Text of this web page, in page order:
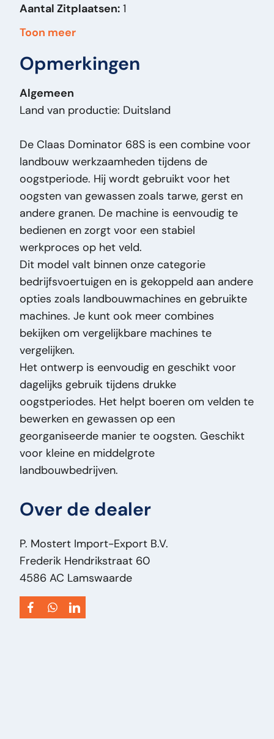
Aantal Zitplaatsen: 1
Basiskleur:
Bedrijfsuren:6.212
Bieden Toestaan:N
Bouwjaar:1990
Brandstof:Diesel
Carrosserie:Combine
Cilinder Aantal:6
Datum Deel 1: 12-12-1990
Hoogte:385
Breedte:440
Lengte:950
Massa (kg):7.600
Merk:Claas
Model Orig:Dominator 68s
Prijstype:VastePrijs
Serienummer:15500511
Staat Algemeen:Goed
Staat Optisch:
Staat Technisch:Goed
Tankinhoud:240
Titel:CLAAS Dominator 68s Claas Dominator
68S maaidorser – betrouwbare combine – 6
schudders – 3200L tank - 1990 PM2139
Toevoeging:Claas Dominator 68S
maaidorser – betrouwbare combine – 6
Topsnelheid:25
Vermogen Motor Kw:88
Vermogen Motor Pk:120
Vin:15500511
Voortbeweging:
Toon meer
Opmerkingen
Algemeen
Land van productie: Duitsland
De Claas Dominator 68S is een combine voor
landbouw werkzaamheden tijdens de
oogstperiode. Hij wordt gebruikt voor het
oogsten van gewassen zoals tarwe, gerst en
andere granen. De machine is eenvoudig te
bedienen en zorgt voor een stabiel
werkproces op het veld.
Dit model valt binnen onze categorie
bedrijfsvoertuigen en is gekoppeld aan andere
opties zoals landbouwmachines en gebruikte
machines. Je kunt ook meer combines
bekijken om vergelijkbare machines te
vergelijken.
Het ontwerp is eenvoudig en geschikt voor
dagelijks gebruik tijdens drukke
oogstperiodes. Het helpt boeren om velden te
bewerken en gewassen op een
georganiseerde manier te oogsten. Geschikt
voor kleine en middelgrote
landbouwbedrijven.
Over de dealer
P. Mostert Import-Export B.V.
Frederik Hendrikstraat 60
4586 AC Lamswaarde